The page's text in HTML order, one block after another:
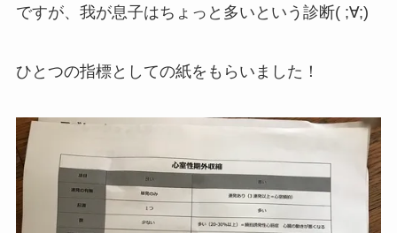
ですが、我が息子はちょっと多いという診断( ;∀;)
ひとつの指標としての紙をもらいました！